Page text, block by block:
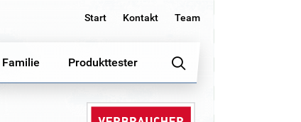
Start Kontakt Team
Familie Produkttester